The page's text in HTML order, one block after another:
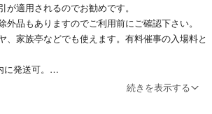
適用されるのでお勧めです。
外品もありますのでご利用前にご確認下さい。
、家族亭などでも使えます。有料催事の入場料と
発送可。
続きを表示する